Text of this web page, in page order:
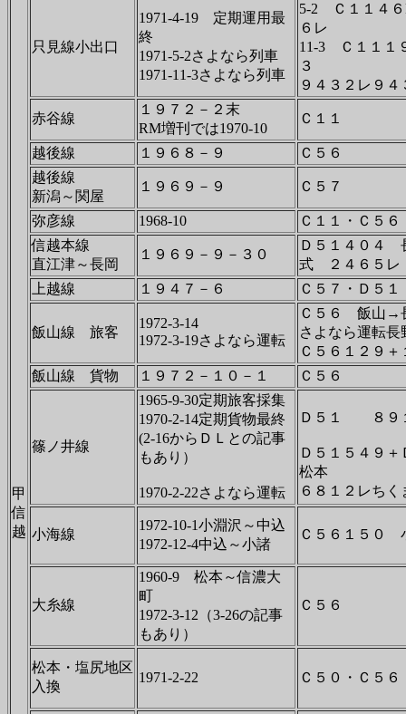
甲
信
越
只見線小出口
1971-4-19 定期運用最
終
1971-5-2さよなら列車
1971-11-3さよなら列車
5-2 Ｃ１１４
６レ
11-3 Ｃ１１１
３
９４３２レ９４
赤谷線
１９７２－２末
RM増刊では1970-10
Ｃ１１
越後線 １９６８－９
Ｃ５６
越後線
新潟～関屋
１９６９－９ Ｃ５７
弥彦線 1968-10
Ｃ１１・Ｃ５６
信越本線
直江津～長岡
１９６９－９－３０
Ｄ５１４０４
式 ２４６５レ
上越線
１９４７－６ Ｃ５７・Ｄ５１
飯山線 旅客
1972-3-14
1972-3-19さよなら運転
Ｃ５６ 飯山→
さよなら運転長
Ｃ５６１２９
飯山線 貨物
１９７２－１０－１ Ｃ５６
篠ノ井線
1965-9-30定期旅客採集
1970-2-14定期貨物最終
(2-16からＤＬとの記事
もあり）
1970-2-22さよなら運転
Ｄ５１ ８９
Ｄ５１５４９
松本
６８１２レち
小海線
1972-10-1小淵沢～中込
1972-12-4中込～小諸
Ｃ５６１５０
大糸線
1960-9 松本～信濃大
町
1972-3-12（3-26の記事
もあり）
Ｃ５６
松本・塩尻地区
入換
1971-2-22 Ｃ５０・Ｃ５６